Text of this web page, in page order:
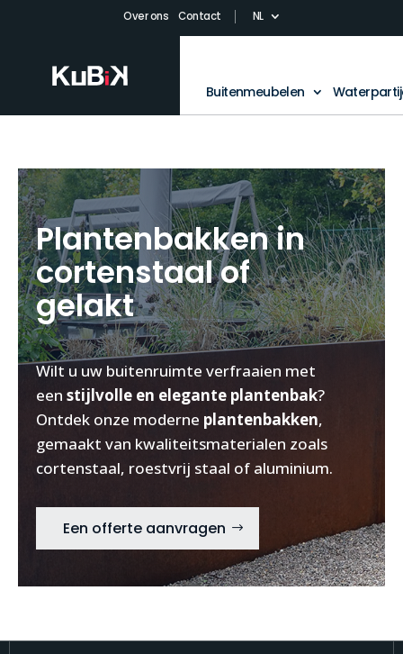
Over ons Contact NL
Buitenmeubelen
Plantenbakken in
cortenstaal of
gelakt
Wilt u uw buitenruimte verfraaien met
een stijlvolle en elegante plantenbak?
Ontdek onze moderne plantenbakken,
gemaakt van kwaliteitsmaterialen zoals
cortenstaal, roestvrij staal of aluminium.
Een offerte aanvragen